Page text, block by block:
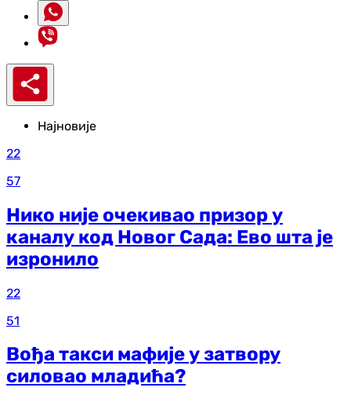
Најновије
22
57
Нико није очекивао призор у
каналу код Новог Сада: Ево шта је
изронило
22
51
Вођа такси мафије у затвору
силовао младића?